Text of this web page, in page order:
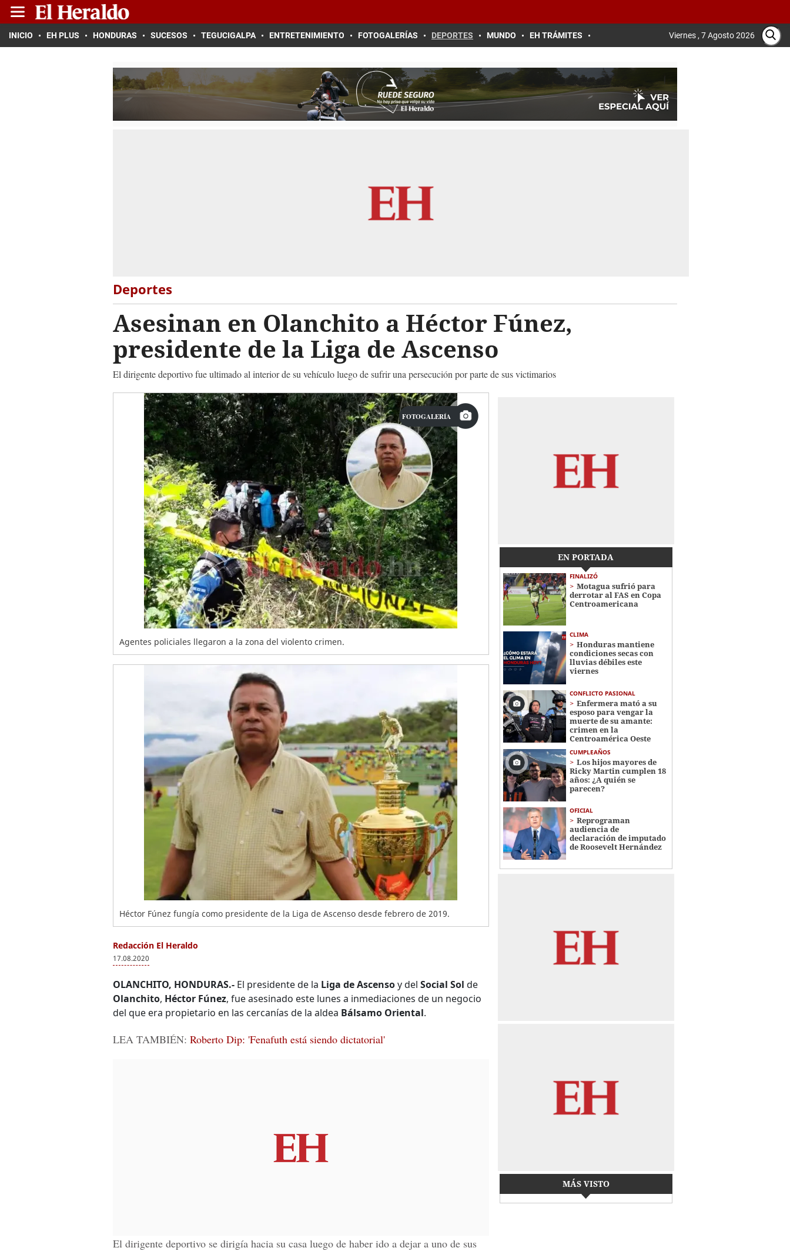
INICIO EH PLUS HONDURAS SUCESOS TEGUCIGALPA ENTRETENIMIENTO FOTOGALERÍAS DEPORTES MUNDO EH TRÁMITES Viernes , 7 Agosto 2026
Deportes
Asesinan en Olanchito a Héctor Fúnez,
presidente de la Liga de Ascenso
El dirigente deportivo fue ultimado al interior de su vehículo luego de sufrir una persecución por parte de sus victimarios
FOTOGALERÍA
Agentes policiales llegaron a la zona del violento crimen.
Héctor Fúnez fungía como presidente de la Liga de Ascenso desde febrero de 2019.
Redacción El Heraldo
17.08.2020
OLANCHITO, HONDURAS.- El presidente de la Liga de Ascensoy del Social Sol de
Olanchito, Héctor Fúnez, fue asesinado este lunes a inmediaciones de un negocio
del que era propietario en las cercanías de la aldea Bálsamo Oriental.
LEA TAMBIÉN: Roberto Dip: 'Fenafuth está siendo dictatorial'
El dirigente deportivo se dirigía hacia su casa luego de haber ido a dejar a uno de sus
EN PORTADA
FINALIZÓ
Motagua sufrió para
derrotar al FAS en Copa
Centroamericana
CLIMA
Honduras mantiene
condiciones secas con
lluvias débiles este
viernes
CONFLICTO PASIONAL
Enfermera mató a su
esposo para vengar la
muerte de su amante:
crimen en la
Centroamérica Oeste
CUMPLEAÑOS
Los hijos mayores de
Ricky Martin cumplen 18
años: ¿A quién se
parecen?
OFICIAL
Reprograman
audiencia de
declaración de imputado
de Roosevelt Hernández
MÁS VISTO